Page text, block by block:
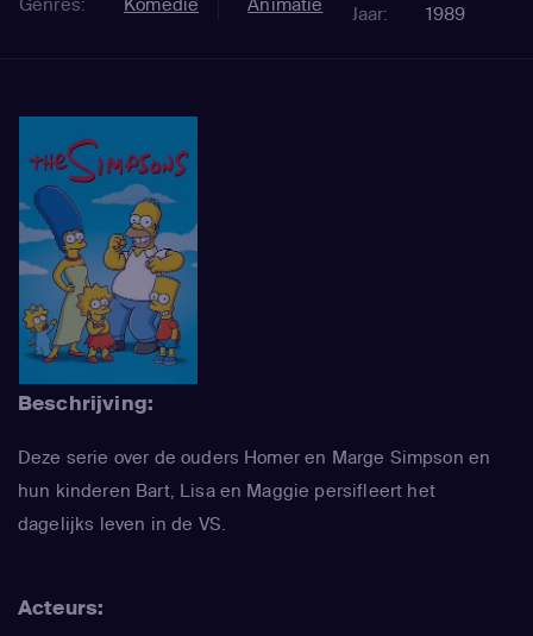
Genres: Komedie Animatie Jaar: 1989
Beschrijving:
Deze serie over de ouders Homer en Marge Simpson en
hun kinderen Bart, Lisa en Maggie persifleert het
dagelijks leven in de VS.
Acteurs: